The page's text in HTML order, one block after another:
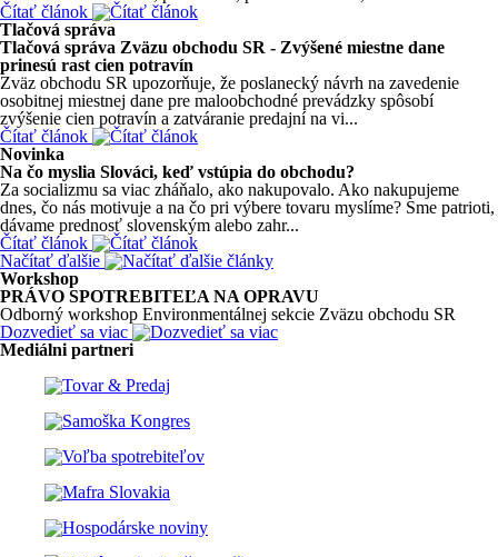
Čítať článok
Tlačová správa
Tlačová správa Zväzu obchodu SR - Zvýšené miestne dane
prinesú rast cien potravín
Zväz obchodu SR upozorňuje, že poslanecký návrh na zavedenie
osobitnej miestnej dane pre maloobchodné prevádzky spôsobí
zvýšenie cien potravín a zatváranie predajní na vi...
Čítať článok
Novinka
Na čo myslia Slováci, keď vstúpia do obchodu?
Za socializmu sa viac zháňalo, ako nakupovalo. Ako nakupujeme
dnes, čo nás motivuje a na čo pri výbere tovaru myslíme? Sme patrioti,
dávame prednosť slovenským alebo zahr...
Čítať článok
Načítať ďalšie
Workshop
PRÁVO SPOTREBITEĽA NA OPRAVU
Odborný workshop Environmentálnej sekcie Zväzu obchodu SR
Dozvedieť sa viac
Mediálni partneri